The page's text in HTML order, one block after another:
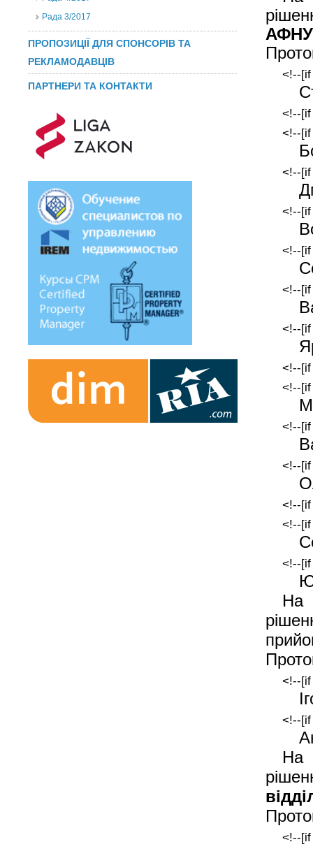
Рада 3/2017
ПРОПОЗИЦІЇ ДЛЯ СПОНСОРІВ ТА
РЕКЛАМОДАВЦІВ
ПАРТНЕРИ ТА КОНТАКТИ
АФНУ
<!--
<!--
<!--
<!--
<!--
<!--
<!--
<!--
<!--
<!--
<!--
<!--
<!--
<!--
<!--
На
<!--
<!--
На
<!--